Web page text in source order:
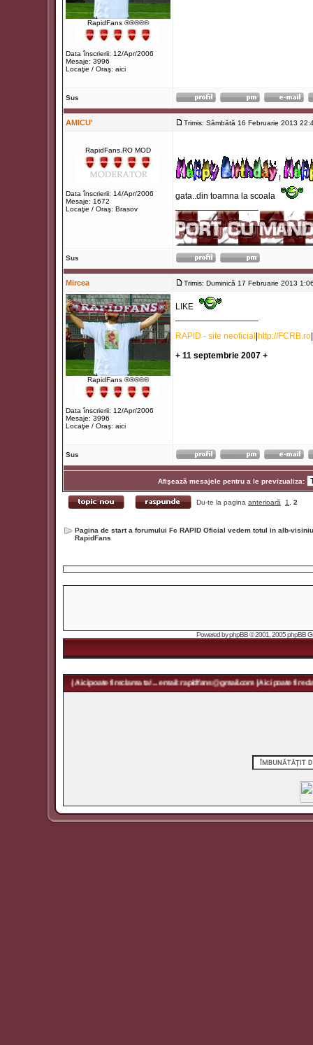
RapidFans ®®®®®
Data înscrierii: 12/Apr/2006
Mesaje: 3996
Locaţie / Oraş: aici
Sus
AMICU' Trimis: Sâmbătă 16 Februarie 2013
RapidFans.RO MOD
Data înscrierii: 14/Apr/2006
Mesaje: 1672
Locaţie / Oraş: Brasov
!
gata..din toamna la scoala
Sus
Mircea Trimis: Duminică 17 Februarie 2013
RapidFans ®®®®®
Data înscrierii: 12/Apr/2006
Mesaje: 3996
Locaţie / Oraş: aici
LIKE
RAPID - site neoficial http://FCRB.ro
+ 11 septembrie 2007 +
Sus
Afişează mesajele pentru a le previzualiza:
Du-te la pagina anterioară 1 2
Pagina de start a forumului Fc RAPID Oficial vedem totul in alb-
RapidFans
Powered byphpBB© 2001, 2005 phpBB
| Aici poate fi reclama ta! ... email: rapidfans@gmail.com | Aici poate fi reclama